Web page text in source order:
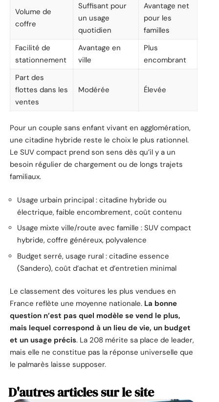
Volume de
coffre
Suffisant pour
un usage
quotidien
Avantage net
pour les
familles
Facilité de
stationnement
Avantage en
ville
Plus
encombrant
Part des
flottes dans les
ventes
Modérée Élevée
Pour un couple sans enfant vivant en agglomération,
une citadine hybride reste le choix le plus rationnel.
Le SUV compact prend son sens dès qu’il y a un
besoin régulier de chargement ou de longs trajets
familiaux.
Usage urbain principal : citadine hybride ou
électrique, faible encombrement, coût contenu
Usage mixte ville/route avec famille : SUV compact
hybride, coffre généreux, polyvalence
Budget serré, usage rural : citadine essence
(Sandero), coût d’achat et d’entretien minimal
Le classement des voitures les plus vendues en
France reflète une moyenne nationale. La bonne
question n’est pas quel modèle se vend le plus,
mais lequel correspond à un lieu de vie, un budget
et un usage précis. La 208 mérite sa place de leader,
mais elle ne constitue pas la réponse universelle que
le palmarès laisse supposer.
D'autres articles sur le site